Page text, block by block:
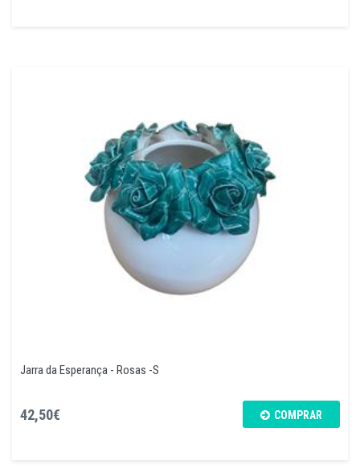
Jarra da Esperança - Rosas -S
42,50€ COMPRAR